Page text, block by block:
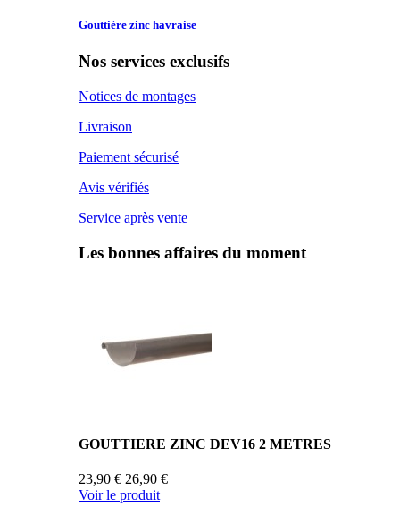
Gouttière zinc havraise
Nos services exclusifs
Notices de montages
Livraison
Paiement sécurisé
Avis vérifiés
Service après vente
Les bonnes affaires du moment
GOUTTIERE ZINC DEV16 2 METRES
23,90 € 26,90 €
Voir le produit